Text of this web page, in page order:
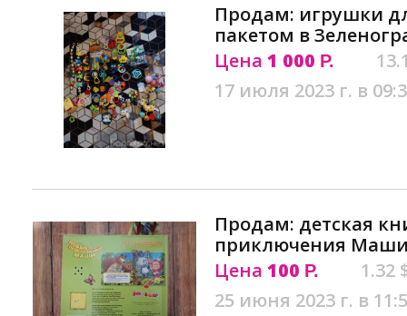
Продам: игрушки
пакетом в
Цена 1 000 Р.
17 июля 2023 г. в
Продам: детская
приключения
Цена 100 Р.
1.32
25 июня 2023 г. в